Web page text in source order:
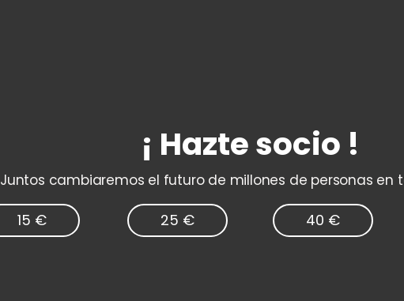
¡ Hazte socio !
Juntos cambiaremos el futuro de millones de personas en
15 € 25 € 40 €